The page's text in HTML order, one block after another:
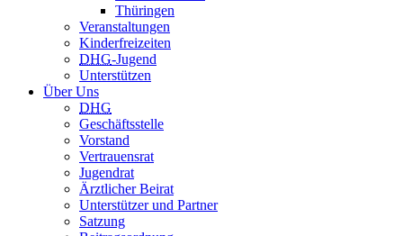
Thüringen
Veranstaltungen
Kinderfreizeiten
DHG-Jugend
Unterstützen
Über Uns
DHG
Geschäftsstelle
Vorstand
Vertrauensrat
Jugendrat
Ärztlicher Beirat
Unterstützer und Partner
Satzung